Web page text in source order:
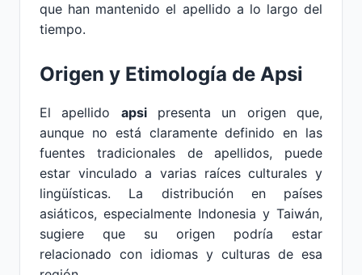
que han mantenido el apellido a lo largo del
tiempo.
Origen y Etimología de Apsi
El apellido apsipresenta un origen que,
aunque no está claramente definido en las
fuentes tradicionales de apellidos, puede
estar vinculado a varias raíces culturales y
lingüísticas. La distribución en países
asiáticos, especialmente Indonesia y Taiwán,
sugiere que su origen podría estar
relacionado con idiomas y culturas de esa